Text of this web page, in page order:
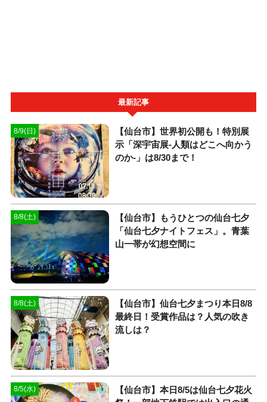
最新記事
8/9(日)
【仙台市】世界初公開も！特別展
示「深宇宙展-人類はどこへ向かう
のか-」は8/30まで！
8/8(土)
【仙台市】もうひとつの仙台七夕
「仙台七夕ナイトフェス」。青葉
山一帯が幻想空間に
8/8(土)
【仙台市】仙台七夕まつり本日8/8
最終日！受賞作品は？人気の吹き
流しは？
8/5(水)
【仙台市】本日8/5は仙台七夕花火